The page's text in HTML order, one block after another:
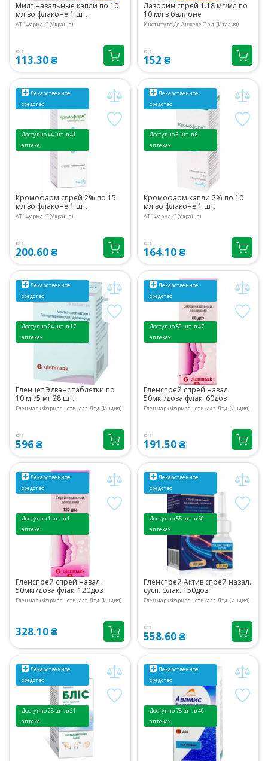
Милт назальные капли по 10
мл во флаконе 1 шт.
АТ "Фармак" (Україна)
от
113.30 ₴
Лазорин спрей 1.18 мг/мл по
10 мл в баллоне
Институто Де Анжеле С.р.л. (Италия)
от
152 ₴
Лекарственное
средство
Доступно 44 шт. в 41
аптеке
Кромофарм спрей 2% по 15
мл во флаконе 1 шт.
АТ "Фармак" (Україна)
от
200.60 ₴
Лекарственное
средство
Доступно 6 шт. в 6
аптеках
Кромофарм капли 2% по 10
мл во флаконе 1 шт.
АТ "Фармак" (Україна)
от
164.10 ₴
Лекарственное
средство
Доступно 24 шт. в 17
аптеках
Гленцет Эдванс таблетки по
10 мг/5 мг 28 шт.
Гленмарк Фармасьютикалз Лтд. (Индия)
от
596 ₴
Лекарственное
средство
Доступно 50 шт. в 47
аптеках
Гленспрей спрей назал.
50мкг/доза флак. 60доз
Гленмарк Фармасьютикалз Лтд. (Индия)
от
191.50 ₴
Лекарственное
средство
Доступно 1 шт. в 1
аптеке
Гленспрей спрей назал.
50мкг/доза флак. 120доз
Гленмарк Фармасьютикалз Лтд. (Индия)
328.10 ₴
Лекарственное
средство
Доступно 55 шт. в 50
аптеках
Гленспрей Актив спрей назал.
сусп. флак. 150доз
Гленмарк Фармасьютикалз Лтд. (Индия)
от
558.60 ₴
Лекарственное
средство
Доступно 28 шт. в 21
аптеке
Лекарственное
средство
Доступно 78 шт. в 40
аптеках